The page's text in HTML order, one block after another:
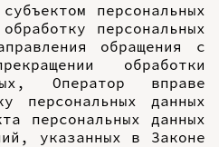
персональных
персональных
обращения с
обработки
Оператор вправе
персональных данных
персональных данных
указанных в Законе